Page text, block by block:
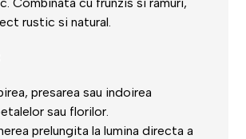
rustic si natural.
presarea sau indoirea
sau florilor.
prelungita la lumina directa a